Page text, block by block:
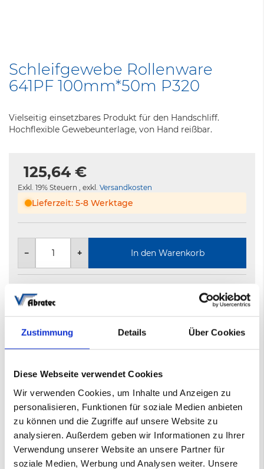
Zustimmung Details Über Cookies
Diese Webseite verwendet Cookies
Wir verwenden Cookies, um Inhalte und Anzeigen zu
personalisieren, Funktionen für soziale Medien anbieten
zu können und die Zugriffe auf unsere Website zu
analysieren. Außerdem geben wir Informationen zu Ihrer
Verwendung unserer Website an unsere Partner für
soziale Medien, Werbung und Analysen weiter. Unsere
Anfang
der
Bildergalerie
Schleifgewebe Rollenware
641PF 100mm*50m P320
Vielseitig einsetzbares Produkt für den Handschliff.
Hochflexible Gewebeunterlage, von Hand reißbar.
125,64 €
Exkl. 19% Steuern , exkl. Versandkosten
Lieferzeit: 5-8 Werktage
− + In den Warenkorb
5-8 Werktage
Informationen
010440043
P320
641PF
100mm*50m
100
50000